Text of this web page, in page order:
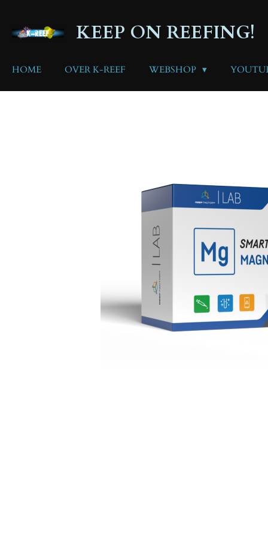
direct
naar
hoofdinhoud
KEEP ON REEFING!
HOME OVER K-REEF WEBSHOP